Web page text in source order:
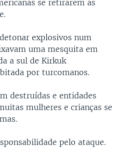
se retirarem as
explosivos num
uma mesquita em
a sul de Kirkuk
por turcomanos.
destruídas e entidades
mulheres e crianças se
pelo ataque.